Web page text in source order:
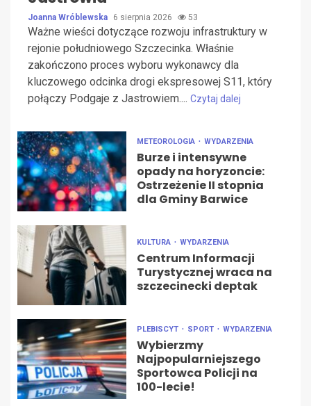
Joanna Wróblewska 6 sierpnia 2026 53
Ważne wieści dotyczące rozwoju infrastruktury w
rejonie południowego Szczecinka. Właśnie
zakończono proces wyboru wykonawcy dla
kluczowego odcinka drogi ekspresowej S11, który
połączy Podgaje z Jastrowiem.... Czytaj dalej
METEOROLOGIA WYDARZENIA
Burze i intensywne
opady na horyzoncie:
Ostrzeżenie II stopnia
dla Gminy Barwice
KULTURA WYDARZENIA
Centrum Informacji
Turystycznej wraca na
szczecinecki deptak
PLEBISCYT SPORT WYDARZENIA
Wybierzmy
Najpopularniejszego
Sportowca Policji na
100-lecie!